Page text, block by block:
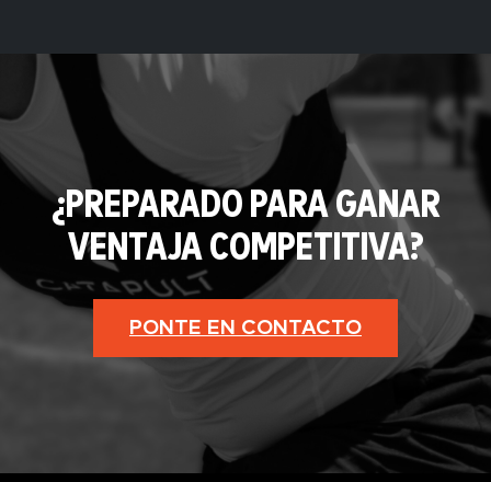
¿PREPARADO PARA GANAR
VENTAJA COMPETITIVA?
PONTE EN CONTACTO